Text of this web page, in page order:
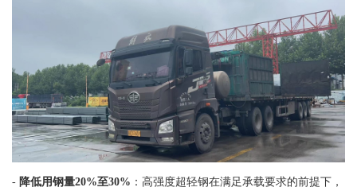
- 降低用钢量20%至30% ：高强度超轻钢在满足承载要求的前提下，